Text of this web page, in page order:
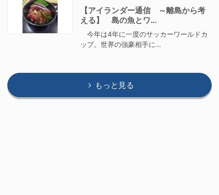
【アイランダー通信 ～離島から考
える】 島の魚とワ…
今年は4年に一度のサッカーワールドカ
ップ。世界の強豪相手に…
もっと見る